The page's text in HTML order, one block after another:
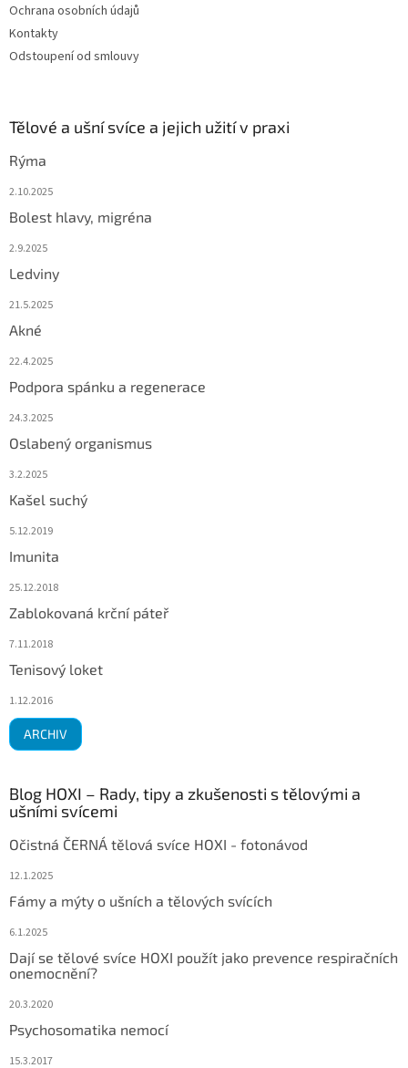
Ochrana osobních údajů
Kontakty
Odstoupení od smlouvy
Tělové a ušní svíce a jejich užití v praxi
Rýma
2.10.2025
Bolest hlavy, migréna
2.9.2025
Ledviny
21.5.2025
Akné
22.4.2025
Podpora spánku a regenerace
24.3.2025
Oslabený organismus
3.2.2025
Kašel suchý
5.12.2019
Imunita
25.12.2018
Zablokovaná krční páteř
7.11.2018
Tenisový loket
1.12.2016
ARCHIV
Blog HOXI – Rady, tipy a zkušenosti s tělovými a
ušními svícemi
Očistná ČERNÁ tělová svíce HOXI - fotonávod
12.1.2025
Fámy a mýty o ušních a tělových svících
6.1.2025
Dají se tělové svíce HOXI použít jako prevence respiračních
onemocnění?
20.3.2020
Psychosomatika nemocí
15.3.2017